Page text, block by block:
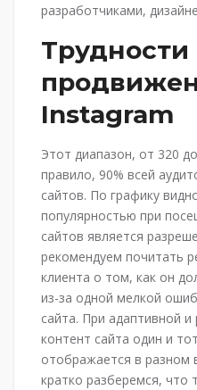
разработчиками,
Трудности
Instagram
Этот диапазон, от 320
правило, 90% всей
сайтов. По графику
популярностью при
сайтов является
рекомендуем почитать
клиента о том, как он
из-за одной мелкой
сайта. При адаптивной и
контент сайта один и
отображается в разном
кратко разберемся, что